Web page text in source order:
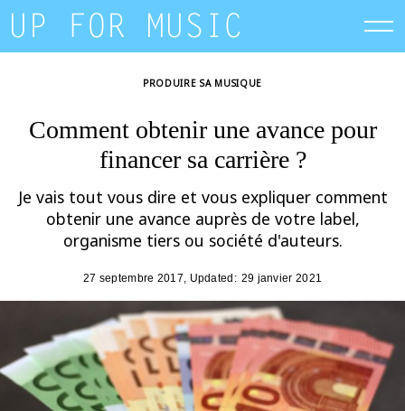
Skip
to
PRODUIRE SA MUSIQUE
Comment obtenir une avance pour
financer sa carrière ?
Je vais tout vous dire et vous expliquer comment
obtenir une avance auprès de votre label,
organisme tiers ou société d'auteurs.
27 septembre 2017 , Updated: 29 janvier 2021